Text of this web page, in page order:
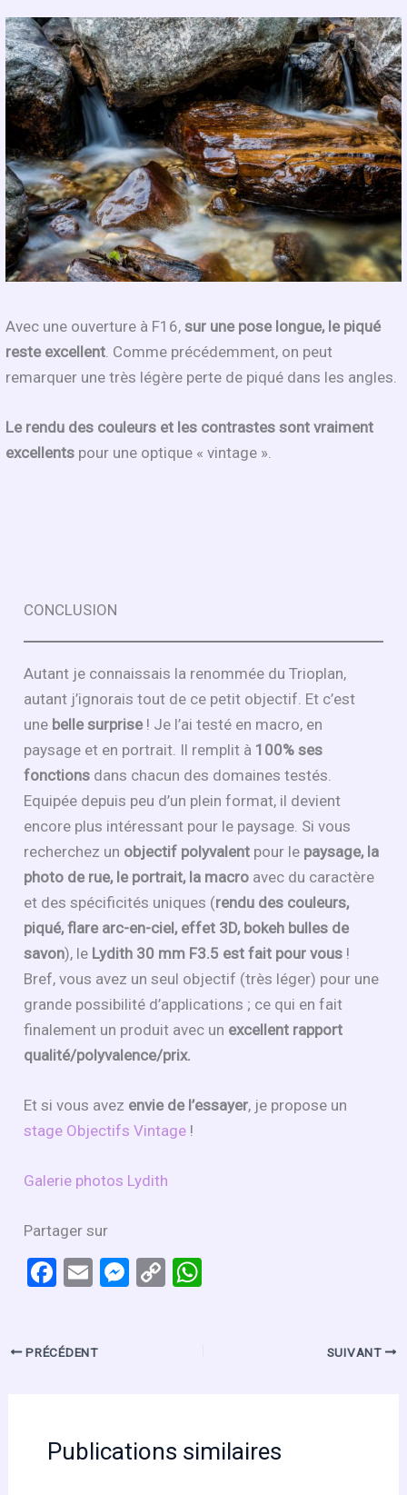
Avec une ouverture à F16,sur une pose longue, le piqué
reste excellent . Comme précédemment, on peut
remarquer une très légère perte de piqué dans les angles.
Le rendu des couleurs et les contrastes sont vraiment
excellents pour une optique « vintage ».
CONCLUSION
Autant je connaissais la renommée du Trioplan,
autant j’ignorais tout de ce petit objectif. Et c’est
une belle surprise! Je l’ai testé en macro, en
paysage et en portrait. Il remplit à 100% ses
fonctions dans chacun des domaines testés.
Equipée depuis peu d’un plein format, il devient
encore plus intéressant pour le paysage. Si vous
recherchez un objectif polyvalent pour le paysage, la
photo de rue, le portrait, la macro avec du caractère
et des spécificités uniques (rendu des couleurs,
piqué, flare arc-en-ciel, effet 3D, bokeh bulles de
savon), le Lydith 30 mm F3.5 est fait pour vous !
Bref, vous avez un seul objectif (très léger) pour une
grande possibilité d’applications ; ce qui en fait
finalement un produit avec un excellent rapport
qualité/polyvalence/prix.
Et si vous avez envie de l’essayer, je propose un
stage Objectifs Vintage !
Galerie photos Lydith
Partager sur
F
b
k
E
M
C
p
PRÉCÉDENT SUIVANT
Publications similaires